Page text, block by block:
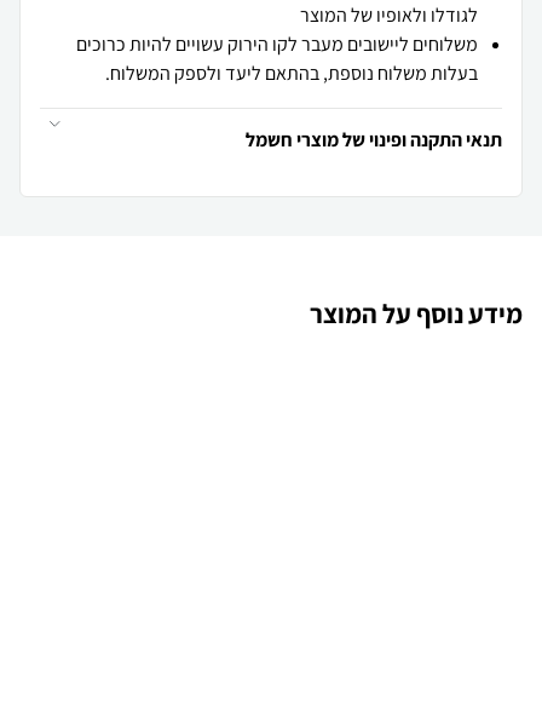
לגודלו ולאופיו של המוצר
משלוחים ליישובים מעבר לקו הירוק עשויים להיות כרוכים
בעלות משלוח נוספת, בהתאם ליעד ולספק המשלוח.
תנאי התקנה ופינוי של מוצרי חשמל
מידע נוסף על המוצר